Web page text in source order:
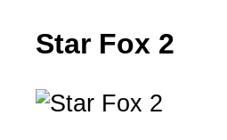
Star Fox 2